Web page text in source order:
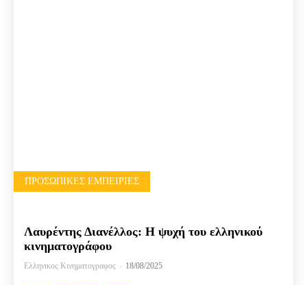
ΠΡΟΣΩΠΙΚΈΣ ΕΜΠΕΙΡΊΕΣ
Λαυρέντης Διανέλλος: Η ψυχή του ελληνικού
κινηματογράφου
Ελληνικος Κινηματογραφος - 18/08/2025